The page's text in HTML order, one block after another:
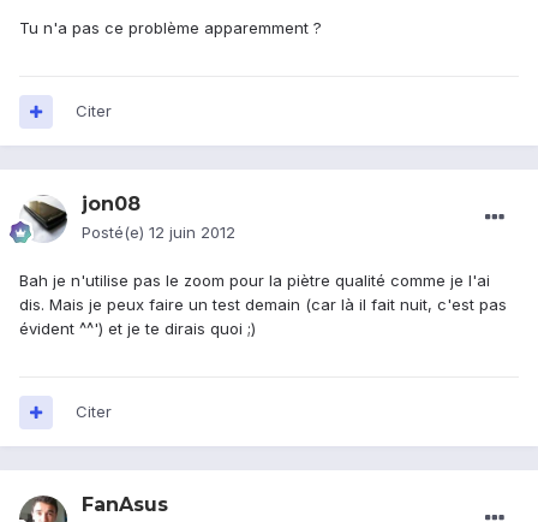
Tu n'a pas ce problème apparemment ?
Citer
jon08
Posté(e) 12 juin 2012
Bah je n'utilise pas le zoom pour la piètre qualité comme je l'ai
dis. Mais je peux faire un test demain (car là il fait nuit, c'est pas
évident ^^') et je te dirais quoi ;)
Citer
FanAsus